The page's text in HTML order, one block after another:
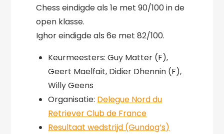
Chess eindigde als 1e met 90/100 in de
open klasse.
Ighor eindigde als 6e met 82/100.
Keurmeesters: Guy Matter (F),
Geert Maelfait, Didier Dhennin (F),
Willy Geens
Organisatie: Delegue Nord du
Retriever Club de France
Resultaat wedstrijd (Gundog’s)